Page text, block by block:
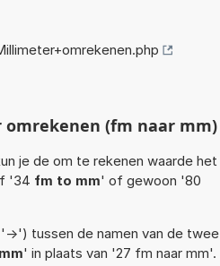
(fm naar mm)
je de om te rekenen waarde het
'34 fm to mm' of gewoon '80
tussen de namen van de twee
' in plaats van '27 fm naar mm'.